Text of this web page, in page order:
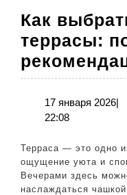
Как
террасы:
17 января 202617
|
22:08
Терраса — это одно из тех мест, которые дарят
ощущение уюта и
Вечерами здесь
наслаждаться